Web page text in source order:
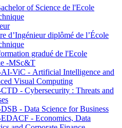
of Science de l'Ecole
d’Ingénieur diplômé de l’École
gradué de l'Ecole
-MSc&T
ViC - Artificial Intelligence and
Visual Computing
- Cybersecurity : Threats and
- Data Science for Business
- Economics, Data